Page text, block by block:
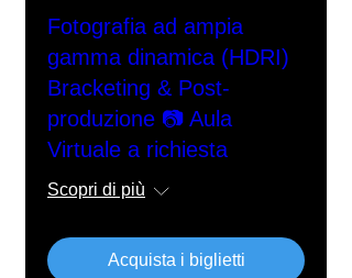
Fotografia ad ampia
gamma dinamica (HDRI)
Bracketing & Post-
produzione 📷 Aula
Virtuale a richiesta
Scopri di più
Acquista i biglietti